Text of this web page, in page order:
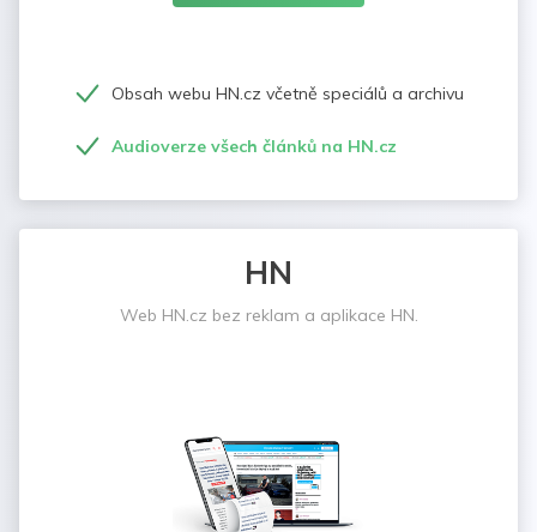
Obsah webu HN.cz včetně speciálů a archivu
Audioverze všech článků na HN.cz
HN
Web HN.cz bez reklam a aplikace HN.